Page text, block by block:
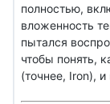
полностью,
вложенность
пытался
чтобы понять,
(точнее, Iron),